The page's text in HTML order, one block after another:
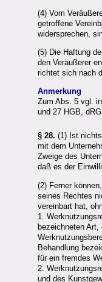
(4) Vom
getroffene
widersprechen,
(5) Die Haftung
den Veräußerer
richtet sich nach
Anmerkung
Zum Abs. 5 vgl.
und 27 HGB,
§ 28. (1) Ist
mit dem
Zweige des
daß es der
(2) Ferner
seines Rechtes
vereinbart hat,
1.
bezeichneten Art,
Behandlung
für ein fremdes
2.
und des